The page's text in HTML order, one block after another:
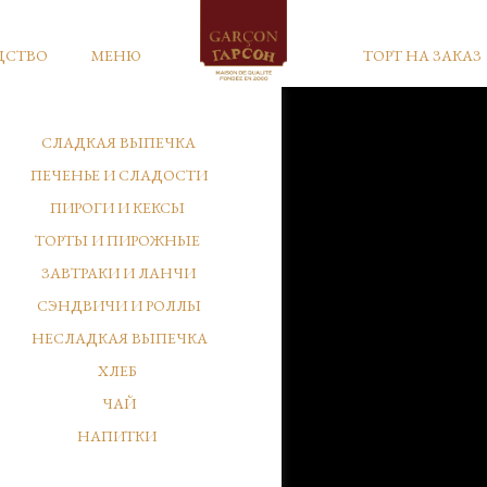
ТОРТ НА ЗАКАЗ
МЕНЮ
НАПИТКИ
ЧАЙ
ХЛЕБ
НЕСЛАДКАЯ ВЫПЕЧКА
СЭНДВИЧИ И РОЛЛЫ
ЗАВТРАКИ И ЛАНЧИ
ТОРТЫ И ПИРОЖНЫЕ
ПИРОГИ И КЕКСЫ
ПЕЧЕНЬЕ И СЛАДОСТИ
СЛАДКАЯ ВЫПЕЧКА